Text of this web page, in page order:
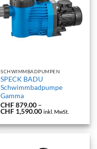
SCHWIMMBADPUMPEN
SPECK BADU
Schwimmbadpumpe
Gamma
CHF879.00 –
CHF 1,590.00Preisspanne:
bis
CHF 1,590.00
inkl. MwSt.